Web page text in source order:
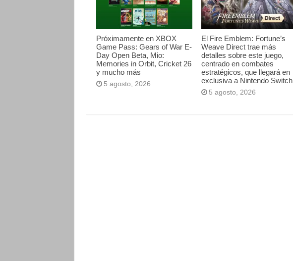
Próximamente en XBOX
Game Pass: Gears of War E-
Day Open Beta, Mio:
Memories in Orbit, Cricket 26
y mucho más
5 agosto, 2026
El Fire Emblem: Fortune’s
Weave Direct trae más
detalles sobre este juego,
centrado en combates
estratégicos, que llegará en
exclusiva a Nintendo Switch
5 agosto, 2026